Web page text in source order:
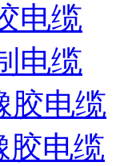
电缆
电缆
胶电缆
胶电缆